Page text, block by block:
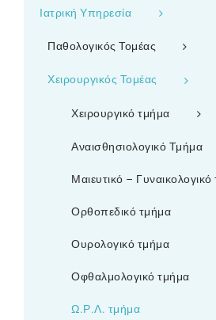
Ιατρική Υπηρεσία
Παθολογικός Τομέας
Χειρουργικός Τομέας
Χειρουργικό τμήμα
Αναισθησιολογικό Τμήμα
Μαιευτικό –
Ορθοπεδικό τμήμα
Ουρολογικό τμήμα
Οφθαλμολογικό τμήμα
Ω.Ρ.Λ. τμήμα